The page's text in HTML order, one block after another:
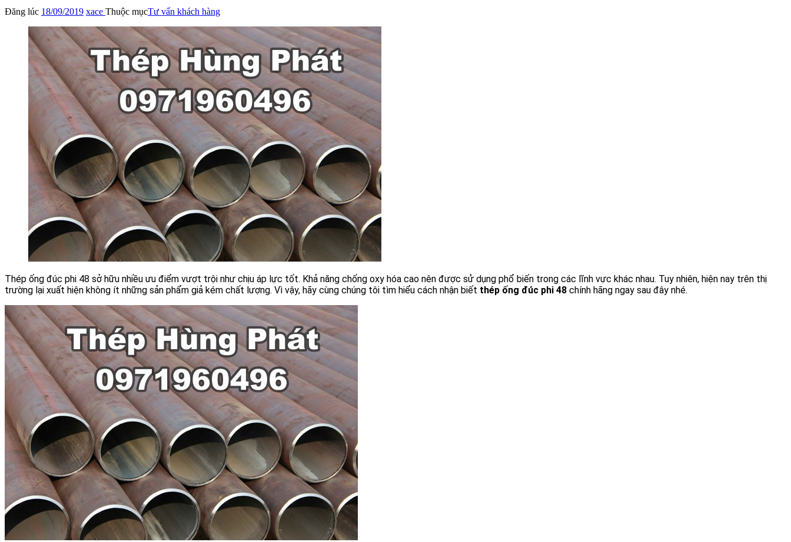
Đăng lúc 18/09/2019 xace Thuộc mụcTư vấn khách hàng
Thép ống đúc phi 48 sở hữu nhiều ưu điểm vượt trội như chịu áp lực tốt. Khả năng chống oxy hóa cao nên được sử dụng phổ biến trong các lĩnh vực khác nhau. Tuy nhiên, hiện nay trên thị
trường lại xuất hiện không ít những sản phẩm giả kém chất lượng. Vì vậy, hãy cùng chúng tôi tìm hiểu cách nhận biết thép ống đúc phi 48 chính hãng ngay sau đây nhé.